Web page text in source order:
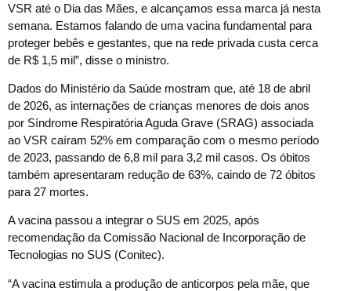
VSR até o Dia das Mães, e alcançamos essa marca já nesta
semana. Estamos falando de uma vacina fundamental para
proteger bebês e gestantes, que na rede privada custa cerca
de R$ 1,5 mil”, disse o ministro.
Dados do Ministério da Saúde mostram que, até 18 de abril
de 2026, as internações de crianças menores de dois anos
por Síndrome Respiratória Aguda Grave (SRAG) associada
ao VSR caíram 52% em comparação com o mesmo período
de 2023, passando de 6,8 mil para 3,2 mil casos. Os óbitos
também apresentaram redução de 63%, caindo de 72 óbitos
para 27 mortes.
A vacina passou a integrar o SUS em 2025, após
recomendação da Comissão Nacional de Incorporação de
Tecnologias no SUS (Conitec).
“A vacina estimula a produção de anticorpos pela mãe, que